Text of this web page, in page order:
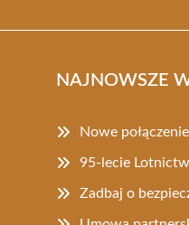
NAJNOWSZE
Nowe
95-lecie
Zadbaj o